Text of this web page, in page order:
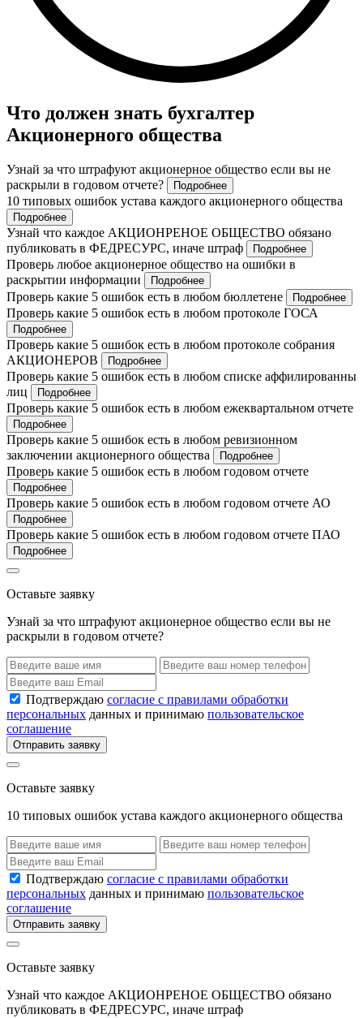
Что должен знать бухгалтер
Акционерного общества
Узнай за что штрафуют акционерное общество если вы не
раскрыли в годовом отчете?
Подробнее
10 типовых ошибок устава каждого акционерного общества
Подробнее
Узнай что каждое АКЦИОНРЕНОЕ ОБЩЕСТВО обязано
публиковать в ФЕДРЕСУРС, иначе штраф
Подробнее
Проверь любое акционерное общество на ошибки в
раскрытии информации
Подробнее
Проверь какие 5 ошибок есть в любом бюллетене Подробнее
Проверь какие 5 ошибок есть в любом протоколе ГОСА
Подробнее
Проверь какие 5 ошибок есть в любом протоколе собрания
АКЦИОНЕРОВ
Подробнее
Проверь какие 5 ошибок есть в любом списке аффилированны
лиц
Подробнее
Проверь какие 5 ошибок есть в любом ежеквартальном отчете
Подробнее
Проверь какие 5 ошибок есть в любом ревизионном
заключении акционерного общества
Подробнее
Проверь какие 5 ошибок есть в любом годовом отчете
Подробнее
Проверь какие 5 ошибок есть в любом годовом отчете АО
Подробнее
Проверь какие 5 ошибок есть в любом годовом отчете ПАО
Подробнее
Оставьте заявку
Узнай за что штрафуют акционерное общество если вы не
раскрыли в годовом отчете?
Подтверждаю согласие с правилами обработки
персональных данных и принимаю пользовательское
соглашение
Отправить заявку
Оставьте заявку
10 типовых ошибок устава каждого акционерного общества
Подтверждаю согласие с правилами обработки
персональных данных и принимаю пользовательское
соглашение
Отправить заявку
Оставьте заявку
Узнай что каждое АКЦИОНРЕНОЕ ОБЩЕСТВО обязано
публиковать в ФЕДРЕСУРС, иначе штраф